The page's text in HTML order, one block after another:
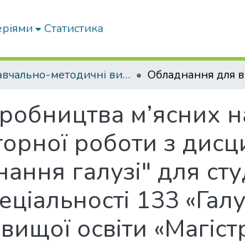
Статистика
Навчально-методичні видання
м’ясних
роботи з
галузі" для
133
освіти